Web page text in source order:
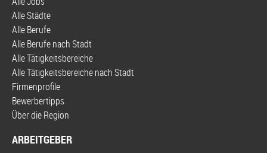
Alle Städte
Alle Berufe
Alle Berufe nach Stadt
Alle Tätigkeitsbereiche
Alle Tätigkeitsbereiche nach Stadt
Firmenprofile
Bewerbertipps
Über die Region
ARBEITGEBER